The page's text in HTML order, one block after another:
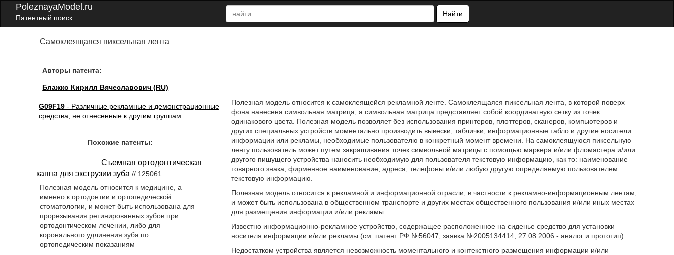
PoleznayaModel.ru
Патентный поиск
Найти
Самоклеящаяся пиксельная лента
Авторы патента:
Блажко Кирилл Вячеславович (RU)
G09F19 - Различные рекламные и демонстрационные
средства, не отнесенные к другим группам
Полезная модель относится к самоклеящейся рекламной ленте. Самоклеящаяся пиксельная лента, в которой поверх
фона нанесена символьная матрица, а символьная матрица представляет собой координатную сетку из точек
одинакового цвета. Полезная модель позволяет без использования принтеров, плоттеров, сканеров, компьютеров и
других специальных устройств моментально производить вывески, таблички, информационные табло и другие носители
информации или рекламы, необходимые пользователю в конкретный момент времени. На самоклеящуюся пиксельную
ленту пользователь может путем закрашивания точек символьной матрицы с помощью маркера и/или фломастера и/или
другого пишущего устройства наносить необходимую для пользователя текстовую информацию, как то: наименование
товарного знака, фирменное наименование, адреса, телефоны и/или любую другую определяемую пользователем
текстовую информацию.
Полезная модель относится к рекламной и информационной отрасли, в частности к рекламно-информационным лентам,
и может быть использована в общественном транспорте и других местах общественного пользования и/или иных местах
для размещения информации и/или рекламы.
Известно информационно-рекламное устройство, содержащее расположенное на сиденье средство для установки
носителя информации и/или рекламы (см. патент РФ №56047, заявка №2005134414, 27.08.2006 - аналог и прототип).
Недостатком устройства является невозможность моментального и контекстного размещения информации и/или
Похожие патенты:
Съемная ортодонтическая
каппа для экструзии зуба // 125061
Полезная модель относится к медицине, а
именно к ортодонтии и ортопедической
стоматологии, и может быть использована для
прорезывания ретинированных зубов при
ортодонтическом лечении, либо для
коронального удлинения зуба по
ортопедическим показаниям